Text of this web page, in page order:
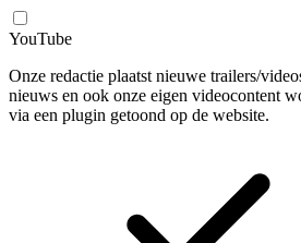
YouTube
Onze redactie plaatst nieuwe trailers/
nieuws en ook onze eigen videocontent
via een plugin getoond op de website.